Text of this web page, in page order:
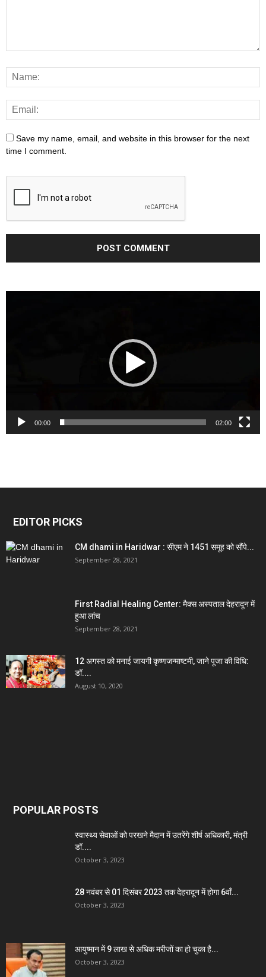
Save my name, email, and website in this browser for the next
time I comment.
00:00 02:00
EDITOR PICKS
CM dhami in Haridwar : सीएम ने 1451 समूह को सौंपे...
September 28, 2021
First Radial Healing Center: मैक्स अस्पताल देहरादून में
हुआ लांच
September 28, 2021
12 अगस्त को मनाई जायगी कृष्णजन्माष्टमी, जाने पूजा की विधि:
डॉ....
August 10, 2020
POPULAR POSTS
स्वास्थ्य सेवाओं को परखने मैदान में उतरेंगे शीर्ष अधिकारी, मंत्री
डॉ....
October 3, 2023
28 नवंबर से 01 दिसंबर 2023 तक देहरादून में होगा 6वाँ...
October 3, 2023
आयुष्मान में 9 लाख से अधिक मरीजों का हो चुका है...
October 3, 2023